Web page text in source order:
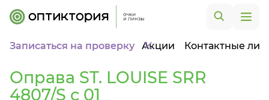
Записаться на проверку Акции Контактные
Оправа ST. LOUISE SRR
4807/S c 01